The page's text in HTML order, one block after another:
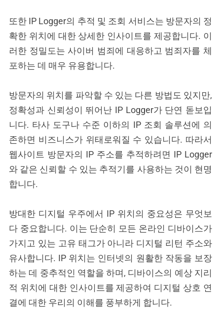
또한 IP Logger의 추적 및 조회 서비스는 방문자의 정
확한 위치에 대한 상세한 인사이트를 제공합니다. 이
러한 정밀도는 사이버 범죄에 대응하고 범죄자를 체
포하는 데 매우 유용합니다.
방문자의 위치를 파악할 수 있는 다른 방법도 있지만,
정확성과 신뢰성이 뛰어난 IP Logger가 단연 돋보입
니다. 타사 도구나 수준 이하의 IP 조회 솔루션에 의
존하면 비즈니스가 위태로워질 수 있습니다. 따라서
웹사이트 방문자의 IP 주소를 추적하려면 IP Logger
와 같은 신뢰할 수 있는 추적기를 사용하는 것이 현명
합니다.
방대한 디지털 우주에서 IP 위치의 중요성은 무엇보
다 중요합니다. 이는 단순히 모든 온라인 디바이스가
가지고 있는 고유 태그가 아니라 디지털 리턴 주소와
유사합니다. IP 위치는 인터넷의 원활한 작동을 보장
하는 데 중추적인 역할을 하며, 디바이스의 예상 지리
적 위치에 대한 인사이트를 제공하여 디지털 상호 연
결에 대한 우리의 이해를 풍부하게 합니다.